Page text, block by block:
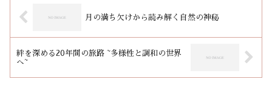
月の満ち欠けから読み解く自然の神秘
絆を深める20年間の旅路 ~多様性と調和の世界
へ~